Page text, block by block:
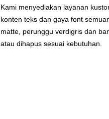
Kami menyediakan layanan
konten teks dan gaya font
matte, perunggu verdigris dan
atau dihapus sesuai kebutuhan.